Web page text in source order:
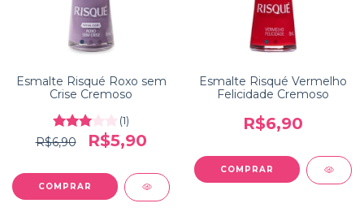
Esmalte Risqué Roxo sem
Crise Cremoso
(1)
R$6,90 R$5,90
Esmalte Risqué Vermelho
Felicidade Cremoso
R$6,90